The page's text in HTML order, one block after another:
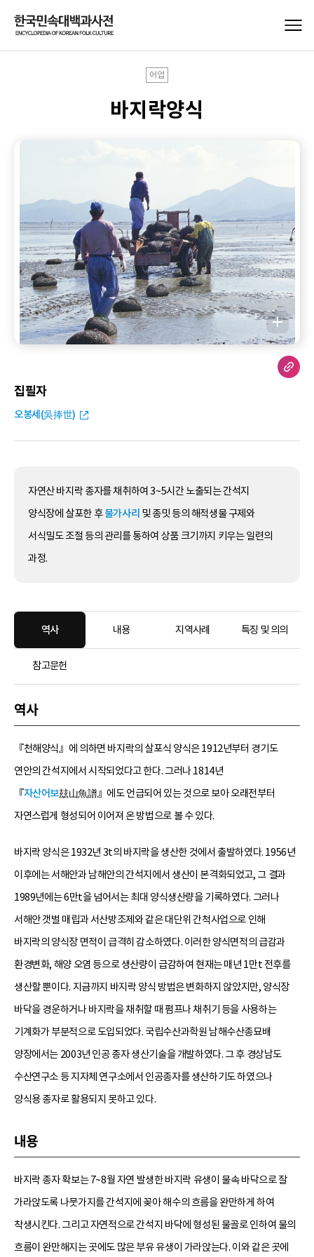
어업
바지락양식
집필자
오봉세(吳捧世)
자연산 바지락 종자를 채취하여 3~5시간 노출되는 간석지
양식장에 살포한 후불가사리 및 종밋 등의 해적생물 구제와
서식밀도 조절 등의 관리를 통하여 상품 크기까지 키우는 일련의
과정.
역사 내용 지역사례 특징 및 의의
참고문헌
역사
『천해양식』에 의하면 바지락의 살포식 양식은 1912년부터 경기도
연안의 간석지에서 시작되었다고 한다. 그러나 1814년
『자산어보玆山魚譜』에도 언급되어 있는 것으로 보아 오래전부터
자연스럽게 형성되어 이어져 온 방법으로 볼 수 있다.
바지락 양식은 1932년 3t의 바지락을 생산한 것에서 출발하였다. 1956년
이후에는 서해안과 남해안의 간석지에서 생산이 본격화되었고, 그 결과
1989년에는 6만t을 넘어서는 최대 양식생산량을 기록하였다. 그러나
서해안 갯벌 매립과 서산방조제와 같은 대단위 간척사업으로 인해
바지락의 양식장 면적이 급격히 감소하였다. 이러한 양식면적의 급감과
환경변화, 해양 오염 등으로 생산량이 급감하여 현재는 매년 1만t 전후를
생산할 뿐이다. 지금까지 바지락 양식 방법은 변화하지 않았지만, 양식장
바닥을 경운하거나 바지락을 채취할 때 펌프나 채취기 등을 사용하는
기계화가 부분적으로 도입되었다. 국립수산과학원 남해수산종묘배
양장에서는 2003년 인공 종자 생산기술을 개발하였다. 그 후 경상남도
수산연구소 등 지자체 연구소에서 인공종자를 생산하기도 하였으나
양식용 종자로 활용되지 못하고 있다.
내용
바지락 종자 확보는 7~8월 자연 발생한 바지락 유생이 물속 바닥으로 잘
가라앉도록 나뭇가지를 간석지에 꽂아 해수의 흐름을 완만하게 하여
착생시킨다. 그리고 자연적으로 간석지 바닥에 형성된 물골로 인하여 물의
흐름이 완만해지는 곳에도 많은 부유 유생이 가라앉는다. 이와 같은 곳에